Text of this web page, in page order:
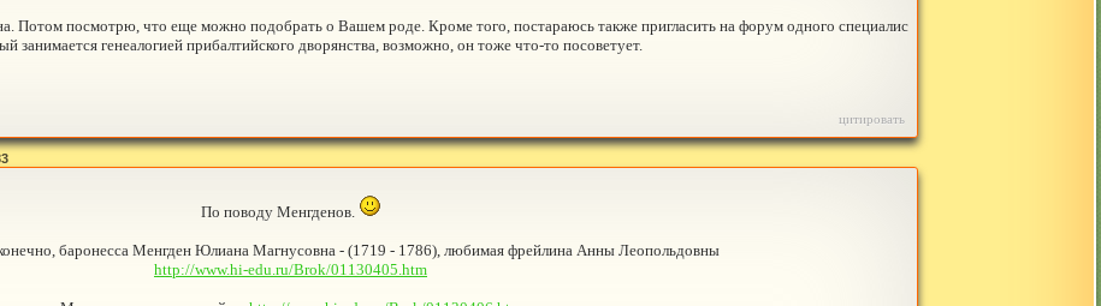
Потом посмотрю, что еще можно подобрать о Вашем роде. Кроме того, постараюсь также пригласить на форум одного специалис
занимается генеалогией прибалтийского дворянства, возможно, он тоже что-то посоветует.
цитировать
По поводу Менгденов.
баронесса Менгден Юлиана Магнусовна - (1719 - 1786), любимая фрейлина Анны Леопольдовны
http://www.hi-edu.ru/Brok/01130405.htm